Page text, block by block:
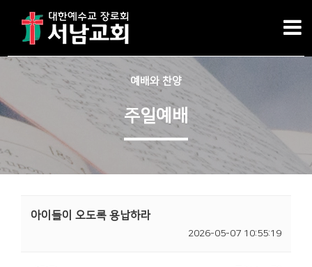
예배와 찬양
주일예배
아이들이 오도록 용납하라
2026-05-07 10:55:19